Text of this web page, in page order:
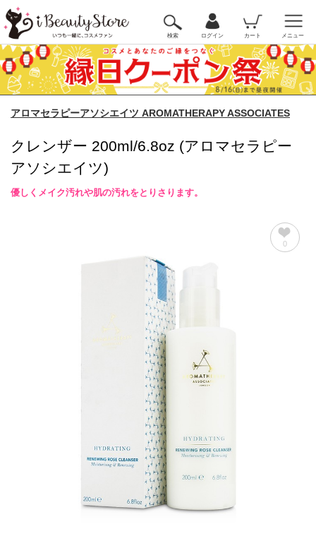
検索 ログイン カート メニュー
アロマセラピーアソシエイツ AROMATHERAPY ASSOCIATES
クレンザー 200ml/6.8oz (アロマセラピー
アソシエイツ)
優しくメイク汚れや肌の汚れをとりさります。
0